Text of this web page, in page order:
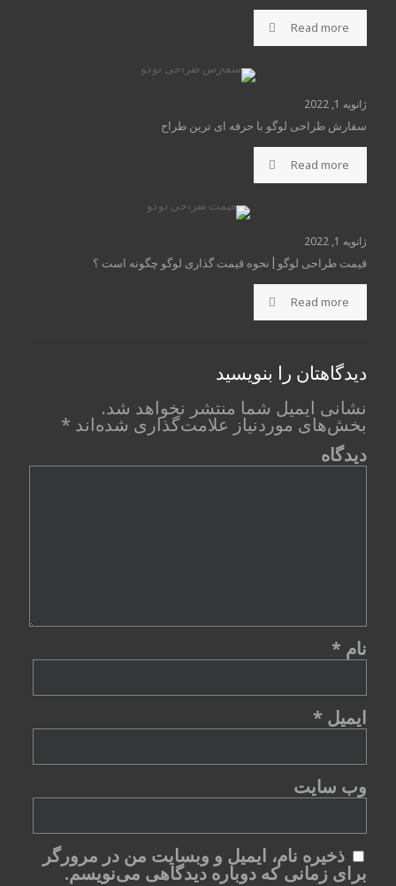
Read more
ژانویه 1, 2022
سفارش طراحی لوگو با حرفه ای ترین طراح
Read more
ژانویه 1, 2022
قیمت طراحی لوگو | نحوه قیمت گذاری لوگو چگونه است ؟
Read more
دیدگاهتان را بنویسید
نشانی ایمیل شما منتشر نخواهد شد.
بخش‌های موردنیاز علامت‌گذاری شده‌اند *
دیدگاه
نام *
ایمیل *
وب‌ سایت
ذخیره نام، ایمیل و وبسایت من در مرورگر
برای زمانی که دوباره دیدگاهی می‌نویسم.